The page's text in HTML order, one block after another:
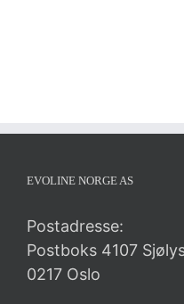
EVOLINE NORGE AS
Postadresse:
Postboks 4107
0217 Oslo